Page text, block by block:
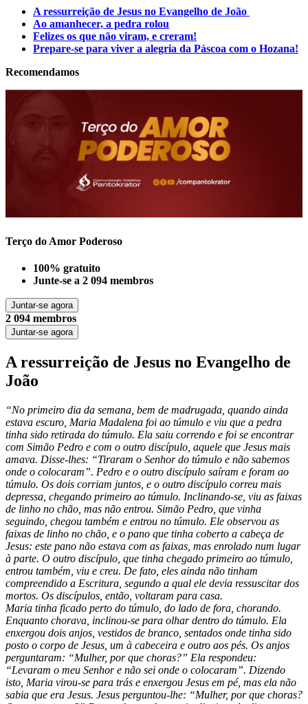
A ressurreição de Jesus no Evangelho de João
Ao amanhecer, a pedra rolou
Felizes os que não viram, e creram!
Prepare-se para viver a alegria da Páscoa com o Hozana!
Recomendamos
Terço do Amor Poderoso
100% gratuito
Junte-se a 2 094 membros
Juntar-se agora
2 094 membros
Juntar-se agora
A ressurreição de Jesus no Evangelho de
João
“No primeiro dia da semana, bem de madrugada, quando ainda
estava escuro, Maria Madalena foi ao túmulo e viu que a pedra
tinha sido retirada do túmulo. Ela saiu correndo e foi se encontrar
com Simão Pedro e com o outro discípulo, aquele que Jesus mais
amava. Disse-lhes: “Tiraram o Senhor do túmulo e não sabemos
onde o colocaram”. Pedro e o outro discípulo saíram e foram ao
túmulo. Os dois corriam juntos, e o outro discípulo correu mais
depressa, chegando primeiro ao túmulo. Inclinando-se, viu as faixas
de linho no chão, mas não entrou. Simão Pedro, que vinha
seguindo, chegou também e entrou no túmulo. Ele observou as
faixas de linho no chão, e o pano que tinha coberto a cabeça de
Jesus: este pano não estava com as faixas, mas enrolado num lugar
à parte. O outro discípulo, que tinha chegado primeiro ao túmulo,
entrou também, viu e creu. De fato, eles ainda não tinham
compreendido a Escritura, segundo a qual ele devia ressuscitar dos
mortos. Os discípulos, então, voltaram para casa.
Maria tinha ficado perto do túmulo, do lado de fora, chorando.
Enquanto chorava, inclinou-se para olhar dentro do túmulo. Ela
enxergou dois anjos, vestidos de branco, sentados onde tinha sido
posto o corpo de Jesus, um à cabeceira e outro aos pés. Os anjos
perguntaram: “Mulher, por que choras?” Ela respondeu:
“Levaram o meu Senhor e não sei onde o colocaram”. Dizendo
isto, Maria virou-se para trás e enxergou Jesus em pé, mas ela não
sabia que era Jesus. Jesus perguntou-lhe: “Mulher, por que choras?